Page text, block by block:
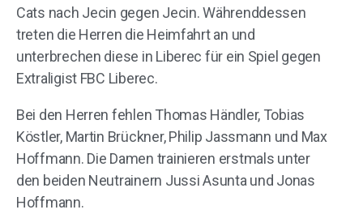
Cats nach Jecin gegen Jecin. Währenddessen
treten die Herren die Heimfahrt an und
unterbrechen diese in Liberec für ein Spiel gegen
Extraligist FBC Liberec.
Bei den Herren fehlen Thomas Händler, Tobias
Köstler, Martin Brückner, Philip Jassmann und Max
Hoffmann. Die Damen trainieren erstmals unter
den beiden Neutrainern Jussi Asunta und Jonas
Hoffmann.